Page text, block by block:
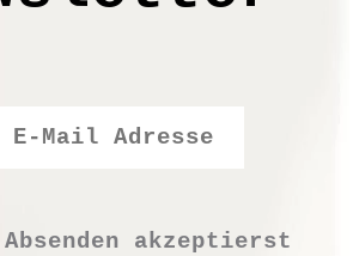
für die ersten Jahre
Loktapapier
akzeptierst